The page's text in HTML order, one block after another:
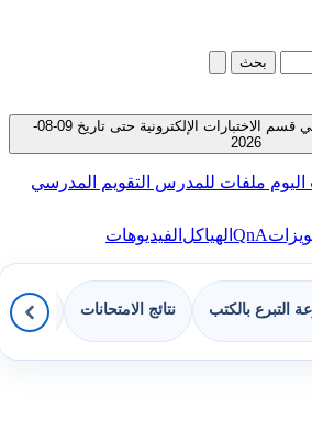
بحث
جميع الملفات المتوفرة في قسم الاختبارات الإلكترونية حتى تاريخ 09-08-
2026
ملفات للمدرس التقويم المدرسي
QnAالهياكل الفيديوهات
التبرع بالكتب نتائج الامتحانات